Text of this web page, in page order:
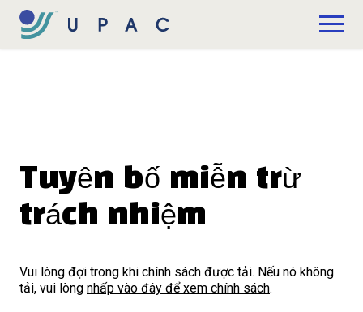
Bỏ qua nội dung chính
Quyên tặng
Tuyên bố miễn trừ
trách nhiệm
Vui lòng đợi trong khi chính sách được tải. Nếu nó không
tải, vui lòng nhấp vào đây để xem chính sách.